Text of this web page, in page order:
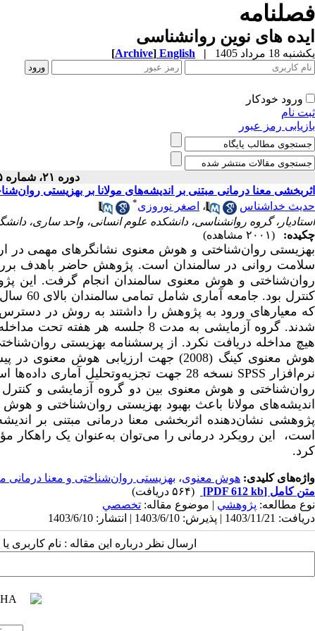
فصلنامه
ایده های نوین روانشناسی
یکشنبه 18 مرداد 1405 |
English
[Archive]
ورود خودکار
ثبت نام
بازیابی رمز عبور
دوره ۲۱، شماره ۲۵ - ( ۶-۱۴۰۳ )
اثربخشی معنا درمانی مبتنی بر اندیشه‌های مولانا بر بهزیستی
حدیث خداشناس
، اصغر نوروزی*
استادیار، گروه روانشناسی، دانشکده علوم انسانی، واحد ساری،
چکیده:
(۲۰۰۱ مشاهده)
بهزیستی روان‌شناختی و هوش معنوی نشانگرهای مهمی در
سلامت روانی در سالمندان است. پژوهش حاضر باهدف
روان‌شناختی و هوش معنوی سالمندان انجام گرفت. این
که معیارهای ورود به پژوهش را داشتند به روش در
شدند. گروه آزمایشی به مدت 8 جلسه
هوش معنوی کینگ (2008) جهت ارزیابی
نرم‌افزار SPSS
نسخه 28 جهت تجزیه‌وتحلیل آماری
روان‌شناختی و هوش معنوی بین دو گروه آزمایشی و
اندیشه‌های مولانا باعث بهبود بهزیستی روان‌شناختی و
پژوهشی نشان‌دهنده اثربخشی معنا درمانی مبتنی بر
است، این رویکرد درمانی را می‌توان به‌عنوان یک راهکار
کرد.
واژه‌های کلیدی: هوش معنوی، بهزیستی روان‌شناختی و معنا درمانی
متن کامل [PDF 612 kb]
(۵۶۴ دریافت)
نوع مطالعه: پژوهشي | موضوع مقاله: تخصصي
دریافت: 1403/11/21 | پذیرش: 1403/6/10 | انتشار: 1403/6/10
ارسال نظر درباره این مقاله : نام کاربری